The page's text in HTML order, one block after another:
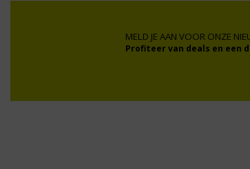
MELD JE AAN VOOR ONZE
Profiteer van deals en een